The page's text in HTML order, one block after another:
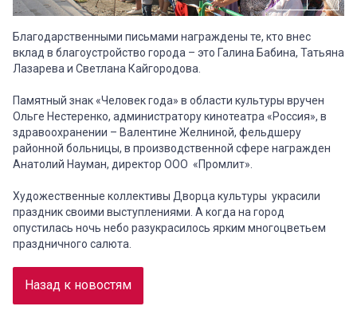
Благодарственными письмами награждены те, кто внес
вклад в благоустройство города – это Галина Бабина, Татьяна
Лазарева и Светлана Кайгородова.
Памятный знак «Человек года» в области культуры вручен
Ольге Нестеренко, администратору кинотеатра «Россия», в
здравоохранении – Валентине Желниной, фельдшеру
районной больницы, в производственной сфере награжден
Анатолий Науман, директор ООО «Промлит».
Художественные коллективы Дворца культуры украсили
праздник своими выступлениями. А когда на город
опустилась ночь небо разукрасилось ярким многоцветьем
праздничного салюта.
Назад к новостям